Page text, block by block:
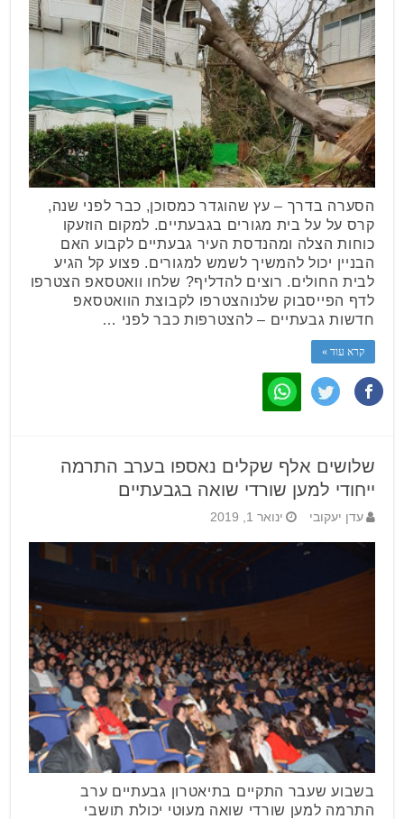
הסערה בדרך – עץ שהוגדר כמסוכן, כבר לפני שנה,
קרס על על בית מגורים בגבעתיים. למקום הוזעקו
כוחות הצלה ומהנדסת העיר גבעתיים לקבוע האם
הבניין יכול להמשיך לשמש למגורים. פצוע קל הגיע
לבית החולים. רוצים להדליף? שלחו וואטסאפ הצטרפו
לדף הפייסבוק שלנוהצטרפו לקבוצת הוואטסאפ
חדשות גבעתיים – להצטרפות כבר לפני …
קרא עוד »
שלושים אלף שקלים נאספו בערב התרמה
ייחודי למען שורדי שואה בגבעתיים
עדן יעקובי ינואר 1, 2019
בשבוע שעבר התקיים בתיאטרון גבעתיים ערב
התרמה למען שורדי שואה מעוטי יכולת תושבי